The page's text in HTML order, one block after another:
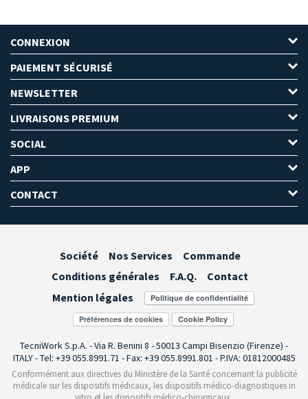
CONNEXION
PAIEMENT SÉCURISÉ
NEWSLETTER
LIVRAISONS PREMIUM
SOCIAL
APP
CONTACT
Société Nos Services
Commande
Conditions générales
F.A.Q.
Contact
Mention légales
Préférences de cookies
TecniWork S.p.A. - Via R. Benini 8 - 50013 Campi Bisenzio (Firenze) -
ITALY - Tel: +39 055.8991.71 - Fax: +39 055.8991.801 - P.IVA: 01812000485
Conformément aux directives du Ministère de la Santé concernant la publicité
médicale sur les dispositifs médicaux, les dispositifs médico-diagnostiques in